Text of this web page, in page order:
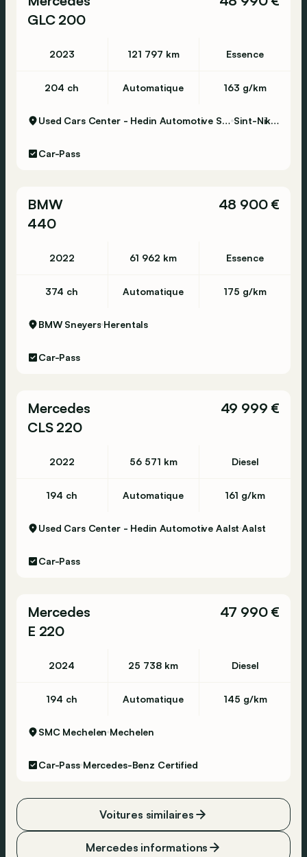
Tél : 015/40.11.11
Adresse
Brusselsesteenweg 359
GLC 200
2023 121 797 km Essence
204 ch Automatique 163 g/km
Used Cars Center - Hedin Automotive Sint-Niklaas Sint-Niklaas
Car-Pass
BMW
440
48 900 €
2022 61 962 km Essence
374 ch Automatique 175 g/km
BMW Sneyers Herentals
Car-Pass
Mercedes
CLS 220
49 999 €
2022 56 571 km Diesel
194 ch Automatique 161 g/km
Used Cars Center - Hedin Automotive Aalst Aalst
Car-Pass
Mercedes
E 220
47 990 €
2024 25 738 km Diesel
194 ch Automatique 145 g/km
SMC Mechelen Mechelen
Car-Pass Mercedes-Benz Certified
Mercedes informations
Voitures similaires